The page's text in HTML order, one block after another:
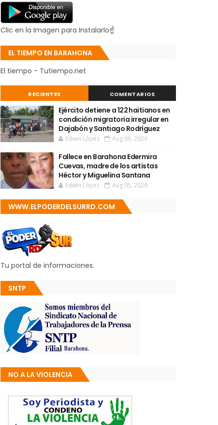
Clic en la Imagen para Instalarlo☝
EL TIEMPO EN BARAHONA
El tiempo - Tutiempo.net
RECIENTES COMENTARIOS
Ejército detiene a 122 haitianos en
condición migratoria irregular en
Dajabón y Santiago Rodríguez
Edwin López Aug 06, 2026
Fallece en Barahona Edermira
Cuevas, madre de los artistas
Héctor y Miguelina Santana
Edwin López Aug 05, 2026
WWW.ELPODERDELSURRD.COM
Tu portal de informaciones.
SNTP
NO A LA VIOLENCIA